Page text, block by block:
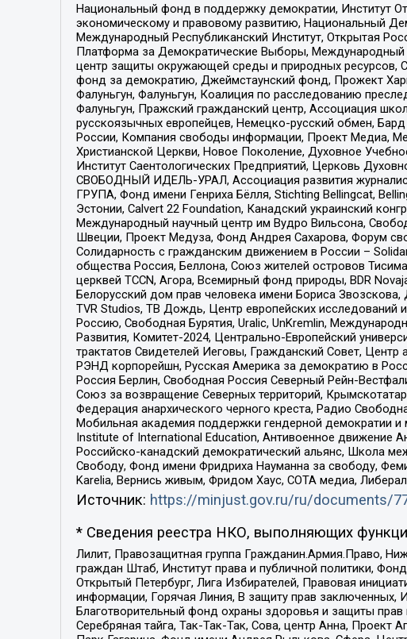
Национальный фонд в поддержку демократии, Институт
экономическому и правовому развитию, Национальный
Международный Республиканский Институт, Открытая
Платформа за Демократические Выборы, Международный
центр защиты окружающей среды и природных ресурсов,
фонд за демократию, Джеймстаунский фонд, Прожект
Фалуньгун, Фалуньгун, Коалиция по расследованию
Фалуньгун, Пражский гражданский центр, Ассоциация
русскоязычных европейцев, Немецко-русский обмен,
России, Компания свободы информации, Проект Медиа,
Христианской Церкви, Новое Поколение, Духовное
Институт Саентологических Предприятий, Церковь
СВОБОДНЫЙ ИДЕЛЬ-УРАЛ, Ассоциация развития
ГРУПА, Фонд имени Генриха Бёлля, Stichting Bellingcat,
Эстонии, Calvert 22 Foundation, Канадский украинский
Международный научный центр им Вудро Вильсона,
Швеции, Проект Медуза, Фонд Андрея Сахарова, Форум
Солидарность с гражданским движением в России –
общества Россия, Беллона, Союз жителей островов
церквей TCCN, Агора, Всемирный фонд природы, BDR
Белорусский дом прав человека имени Бориса
TVR Studios, ТВ Дождь, Центр европейских
Россию, Свободная Бурятия, Uralic, UnKremlin,
Развития, Комитет-2024, Центрально-Европейский
трактатов Свидетелей Иеговы, Гражданский Совет, Центр
РЭНД корпорейшн, Русская Америка за демократию в
Россия Берлин, Свободная Россия Северный Рейн-
Союз за возвращение Северных территорий,
Федерация анархического черного креста, Радио
Мобильная академия поддержки гендерной демократии и
Institute of International Education, Антивоенное движение
Российско-канадский демократический альянс, Школа
Свободу, Фонд имени Фридриха Науманна за свободу,
Karelia, Вернись живым, Фридом Хаус, СОТА медиа,
Источник: https://minjust.gov.ru/ru/documents/
* Сведения реестра НКО, выполняющих
Лилит, Правозащитная группа Гражданин.Армия.Право,
граждан Штаб, Институт права и публичной политики,
Открытый Петербург, Лига Избирателей, Правовая
информации, Горячая Линия, В защиту прав заключенных,
Благотворительный фонд охраны здоровья и защиты
Серебряная тайга, Так-Так-Так, Сова, центр Анна,